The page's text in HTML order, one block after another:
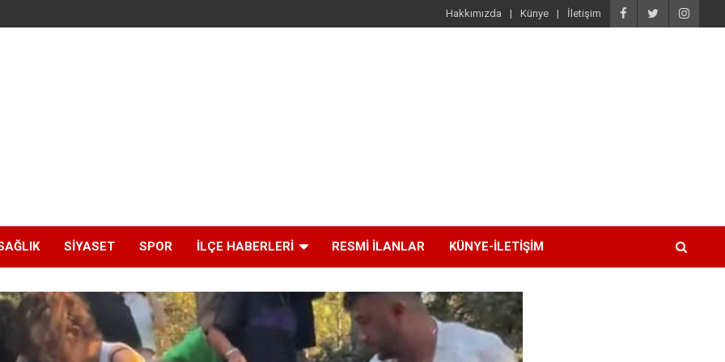
Hakkımızda Künye İletişim
SIYASET SPOR İLÇE HABERLERI RESMI İLANLAR KÜNYE-İLETIŞIM